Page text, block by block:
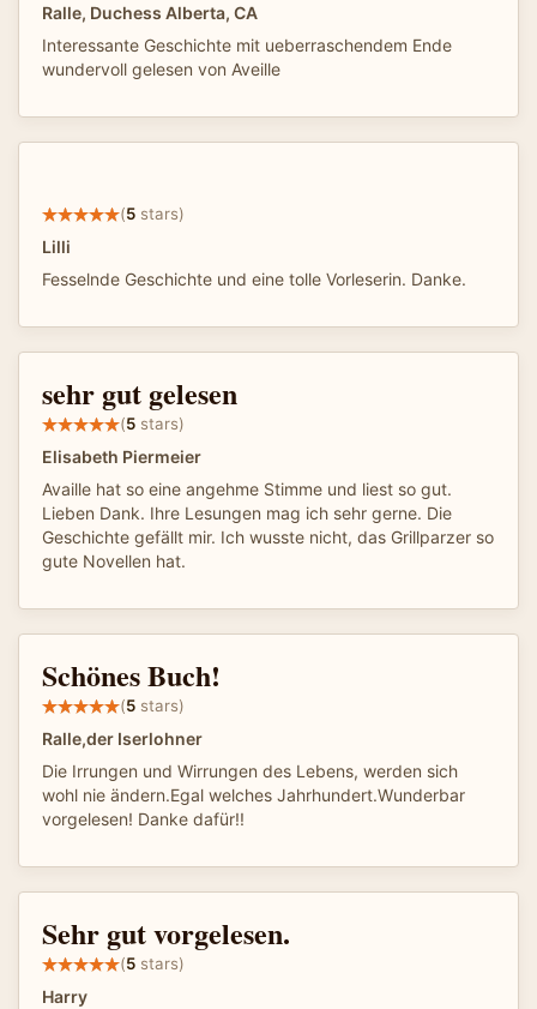
Ralle, Duchess Alberta, CA
Interessante Geschichte mit ueberraschendem Ende
wundervoll gelesen von Aveille
(5 stars)
Lilli
Fesselnde Geschichte und eine tolle Vorleserin. Danke.
sehr gut gelesen
(5 stars)
Elisabeth Piermeier
Availle hat so eine angehme Stimme und liest so gut.
Lieben Dank. Ihre Lesungen mag ich sehr gerne. Die
Geschichte gefällt mir. Ich wusste nicht, das Grillparzer so
gute Novellen hat.
Schönes Buch!
(5 stars)
Ralle,der Iserlohner
Die Irrungen und Wirrungen des Lebens, werden sich
wohl nie ändern.Egal welches Jahrhundert.Wunderbar
vorgelesen! Danke dafür!!
Sehr gut vorgelesen.
(5 stars)
Harry